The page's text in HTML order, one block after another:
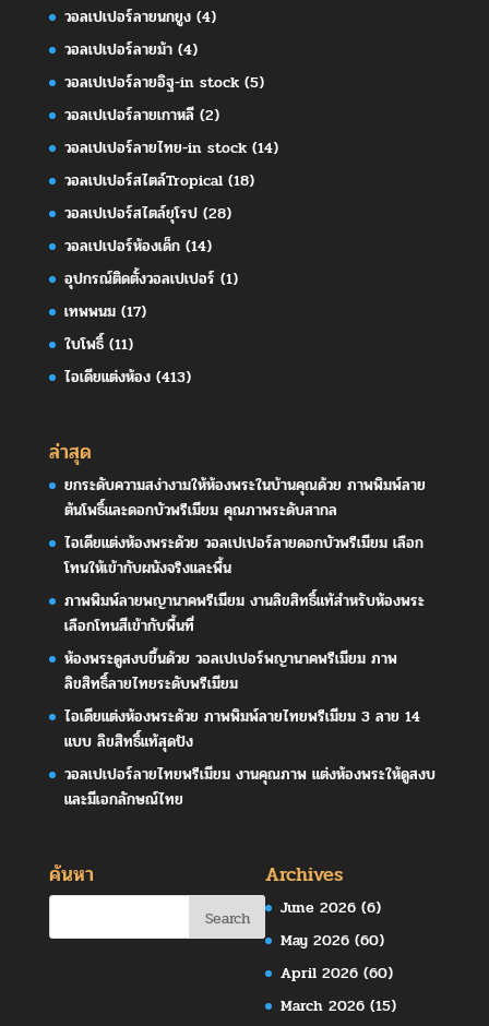
วอลเปเปอร์ลายนกยูง(4)
วอลเปเปอร์ลายม้า(4)
วอลเปเปอร์ลายอิฐ-in stock(5)
วอลเปเปอร์ลายเกาหลี(2)
วอลเปเปอร์ลายไทย-in stock(14)
วอลเปเปอร์สไตล์Tropical(18)
วอลเปเปอร์สไตล์ยุโรป(28)
วอลเปเปอร์ห้องเด็ก(14)
อุปกรณ์ติดตั้งวอลเปเปอร์ (1)
เทพพนม(17)
ใบโพธิ์(11)
ไอเดียแต่งห้อง(413)
ล่าสุด
ยกระดับความสง่างามให้ห้องพระในบ้านคุณด้วย ภาพพิมพ์ลาย
ต้นโพธิ์และดอกบัวพรีเมียม คุณภาพระดับสากล
ไอเดียแต่งห้องพระด้วย วอลเปเปอร์ลายดอกบัวพรีเมียม เลือก
โทนให้เข้ากับผนังจริงและพื้น
ภาพพิมพ์ลายพญานาคพรีเมียม งานลิขสิทธิ์แท้สำหรับห้องพระ
เลือกโทนสีเข้ากับพื้นที่
ห้องพระดูสงบขึ้นด้วย วอลเปเปอร์พญานาคพรีเมียม ภาพ
ลิขสิทธิ์ลายไทยระดับพรีเมียม
ไอเดียแต่งห้องพระด้วย ภาพพิมพ์ลายไทยพรีเมียม 3 ลาย 14
แบบ ลิขสิทธิ์แท้สุดปัง
วอลเปเปอร์ลายไทยพรีเมียม งานคุณภาพ แต่งห้องพระให้ดูสงบ
และมีเอกลักษณ์ไทย
ค้นหา Archives
June 2026 (6)
May 2026 (60)
April 2026 (60)
March 2026 (15)